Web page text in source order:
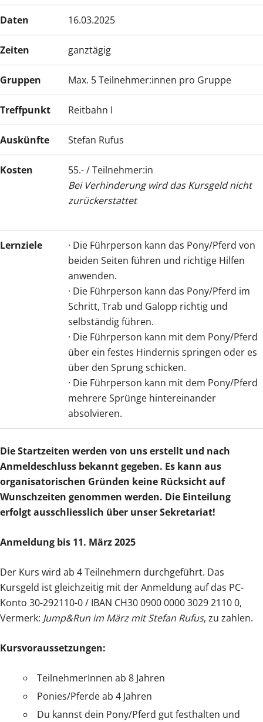
Daten 16.03.2025
Zeiten ganztägig
Gruppen Max. 5 Teilnehmer:innen pro Gruppe
Treffpunkt Reitbahn I
Auskünfte Stefan Rufus
Kosten
55.- / Teilnehmer:in
Bei Verhinderung wird das Kursgeld nicht
zurückerstattet
Lernziele
· Die Führperson kann das Pony/Pferd von
beiden Seiten führen und richtige Hilfen
anwenden.
· Die Führperson kann das Pony/Pferd im
Schritt, Trab und Galopp richtig und
selbständig führen.
· Die Führperson kann mit dem Pony/Pferd
über ein festes Hindernis springen oder es
über den Sprung schicken.
· Die Führperson kann mit dem Pony/Pferd
mehrere Sprünge hintereinander
absolvieren.
Die Startzeiten werden von uns erstellt und nach
Anmeldeschluss bekannt gegeben. Es kann aus
organisatorischen Gründen keine Rücksicht auf
Wunschzeiten genommen werden. Die Einteilung
erfolgt ausschliesslich über unser Sekretariat!
Anmeldung bis 11. März 2025
Der Kurs wird ab 4 Teilnehmern durchgeführt. Das
Kursgeld ist gleichzeitig mit der Anmeldung auf das PC-
Konto 30-292110-0 / IBAN CH30 0900 0000 3029 2110 0,
Vermerk: Jump&Run im März mit Stefan Rufus, zu zahlen.
Kursvoraussetzungen:
TeilnehmerInnen ab 8 Jahren
Ponies/Pferde ab 4 Jahren
Du kannst dein Pony/Pferd gut festhalten und